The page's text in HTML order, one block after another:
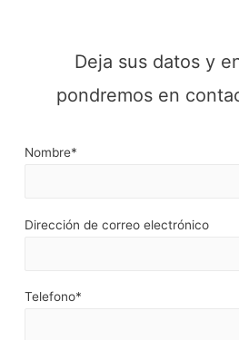
Deja sus datos y
pondremos en
Nombre*
Dirección de correo electrónico
Telefono*